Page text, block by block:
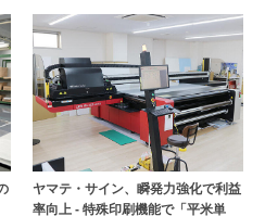
ヤマテ・サイン、瞬発力強化で利益
率向上 - 特殊印刷機能で「平米単